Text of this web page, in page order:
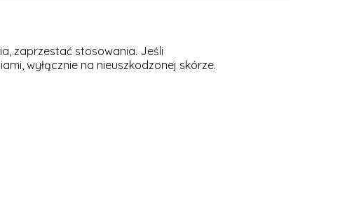
zaprzestać stosowania. Jeśli
wyłącznie na nieuszkodzonej skórze.